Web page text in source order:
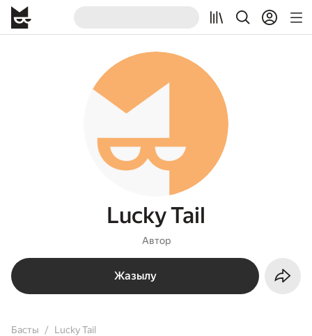
Lucky Tail
Автор
Жазылу
Басты Lucky Tail